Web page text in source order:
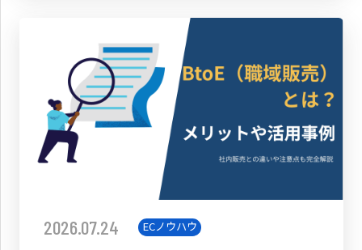
2026.07.24 ECノウハウ